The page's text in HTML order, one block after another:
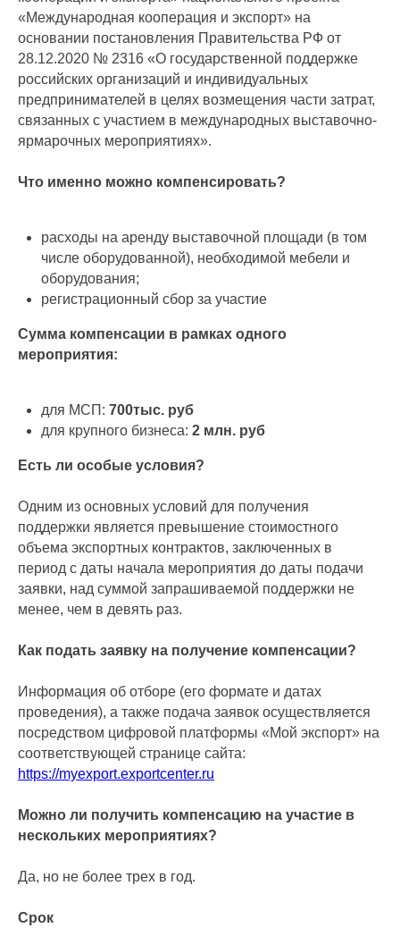
«Международная кооперация и экспорт» на
основании постановления Правительства РФ от
28.12.2020 № 2316 «О государственной поддержке
российских организаций и индивидуальных
предпринимателей в целях возмещения части затрат,
связанных с участием в международных выставочно-
ярмарочных мероприятиях».
Что именно можно компенсировать?
расходы на аренду выставочной площади (в том
числе оборудованной), необходимой мебели и
оборудования;
регистрационный сбор за участие
Сумма компенсации в рамках одного
мероприятия:
для МСП: 700тыс. руб
для крупного бизнеса: 2 млн. руб
Есть ли особые условия?
Одним из основных условий для получения
поддержки является превышение стоимостного
объема экспортных контрактов, заключенных в
период с даты начала мероприятия до даты подачи
заявки, над суммой запрашиваемой поддержки не
менее, чем в девять раз.
Как подать заявку на получение компенсации?
Информация об отборе (его формате и датах
проведения), а также подача заявок осуществляется
посредством цифровой платформы «Мой экспорт» на
соответствующей странице сайта:
https://myexport.exportcenter.ru
Можно ли получить компенсацию на участие в
нескольких мероприятиях?
Да, но не более трех в год.
Срок